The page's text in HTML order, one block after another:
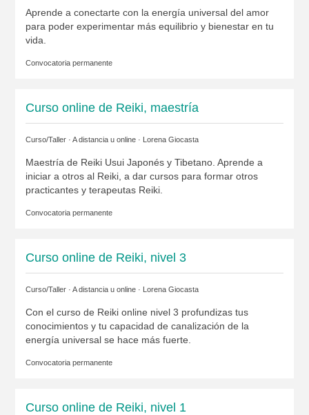
Aprende a conectarte con la energía universal del amor
para poder experimentar más equilibrio y bienestar en tu
vida.
Convocatoria permanente
Curso online de Reiki, maestría
Curso/Taller · A distancia u online · Lorena Giocasta
Maestría de Reiki Usui Japonés y Tibetano. Aprende a
iniciar a otros al Reiki, a dar cursos para formar otros
practicantes y terapeutas Reiki.
Convocatoria permanente
Curso online de Reiki, nivel 3
Curso/Taller · A distancia u online · Lorena Giocasta
Con el curso de Reiki online nivel 3 profundizas tus
conocimientos y tu capacidad de canalización de la
energía universal se hace más fuerte.
Convocatoria permanente
Curso online de Reiki, nivel 1